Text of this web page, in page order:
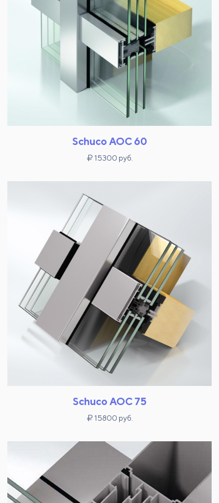
Schuco AOC 60
15300 руб.
Schuco AOC 75
15800 руб.